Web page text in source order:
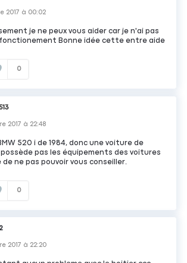
2017 à 00:02
je ne peux vous aider car je n'ai pas
Bonne idée cette entre aide
0
2017 à 22:48
520 i de 1984, donc une voiture de
pas les équipements des voitures
ne pas pouvoir vous conseiller.
0
2017 à 22:20